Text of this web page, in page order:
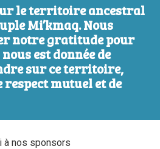
le territoire ancestral
Mi’kmaq. Nous
notre gratitude pour
est donnée de
sur ce territoire,
mutuel et de
à nos sponsors